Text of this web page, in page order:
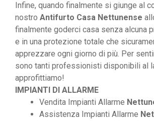
Infine, quando finalmente si giunge al
nostro Antifurto Casa Nettunense
finalmente goderci casa senza alcuna
e in una protezione totale che
apprezzare ogni giorno di più. Per
sono tanti professionisti disponibili al
approfittiamo!
IMPIANTI DI ALLARME
Vendita Impianti Allarme
Assistenza Impianti Allarme